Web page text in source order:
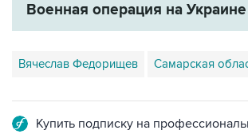
Военная операция на Украине
Вячеслав Федорищев Самарская
Купить подписку на